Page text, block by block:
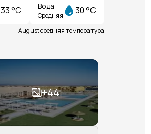
33 °C Вода
Средняя 30 °C
August средняя температура
+44